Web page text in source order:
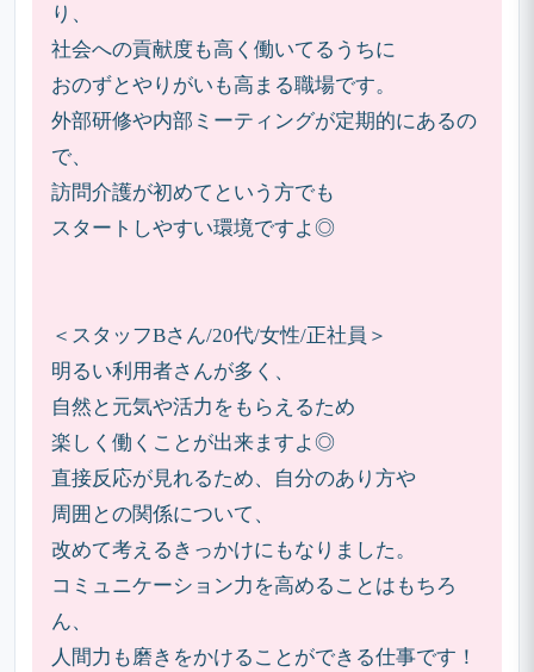
り、
社会への貢献度も高く働いてるうちに
おのずとやりがいも高まる職場です。
外部研修や内部ミーティングが定期的にあるの
で、
訪問介護が初めてという方でも
スタートしやすい環境ですよ◎
＜スタッフBさん/20代/女性/正社員＞
明るい利用者さんが多く、
自然と元気や活力をもらえるため
楽しく働くことが出来ますよ◎
直接反応が見れるため、自分のあり方や
周囲との関係について、
改めて考えるきっかけにもなりました。
コミュニケーション力を高めることはもちろ
ん、
人間力も磨きをかけることができる仕事です！